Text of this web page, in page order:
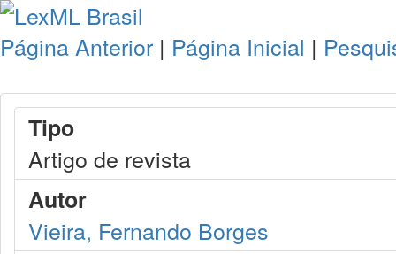
Página Anterior | Página Inicial |
Tipo
Artigo de revista
Autor
Vieira, Fernando Borges